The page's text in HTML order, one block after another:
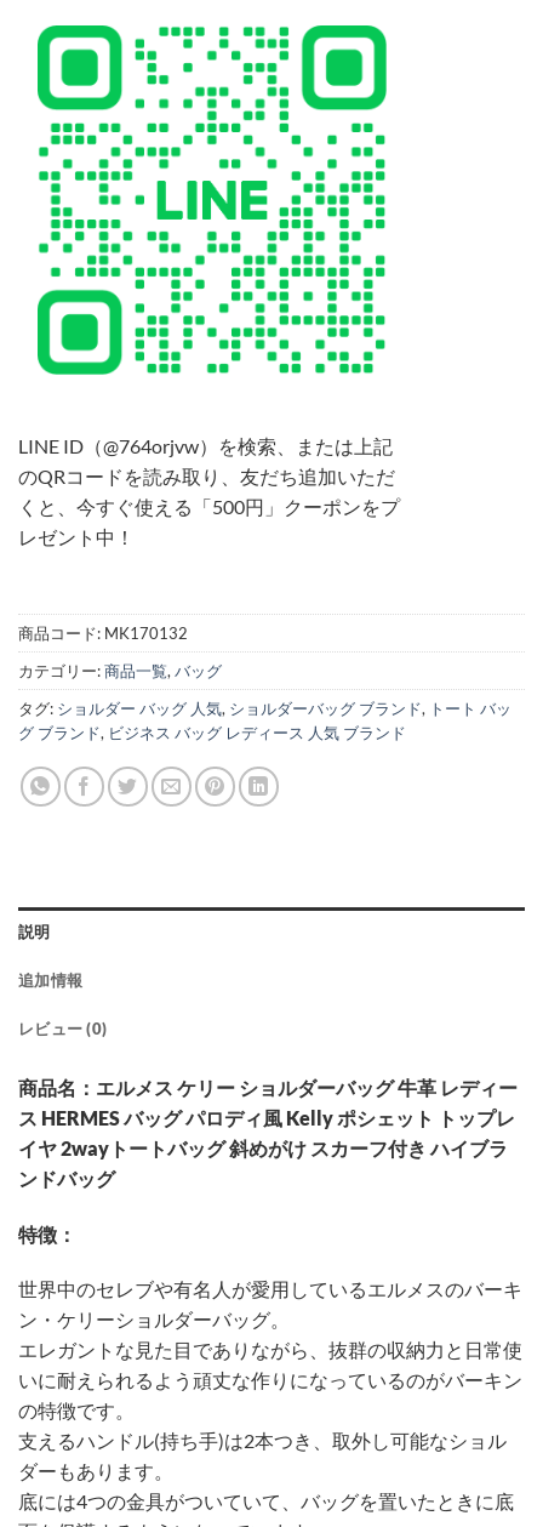
LINE ID（@764orjvw）を検索、または上記
のQRコードを読み取り、友だち追加いただ
くと、今すぐ使える「500円」クーポンをプ
レゼント中！
商品コード: MK170132
カテゴリー:商品一覧, バッグ
タグ: ショルダー バッグ 人気, ショルダーバッグ ブランド, トート バッ
グ ブランド, ビジネス バッグ レディース 人気 ブランド
説明
追加情報
レビュー (0)
商品名：エルメス ケリー ショルダーバッグ 牛革 レディー
ス HERMES バッグ パロディ風 Kelly ポシェット トップレ
イヤ 2wayトートバッグ 斜めがけ スカーフ付き ハイブラ
ンドバッグ
特徴：
世界中のセレブや有名人が愛用しているエルメスのバーキ
ン・ケリーショルダーバッグ。
エレガントな見た目でありながら、抜群の収納力と日常使
いに耐えられるよう頑丈な作りになっているのがバーキン
の特徴です。
支えるハンドル(持ち手)は2本つき、取外し可能なショル
ダーもあります。
底には4つの金具がついていて、バッグを置いたときに底